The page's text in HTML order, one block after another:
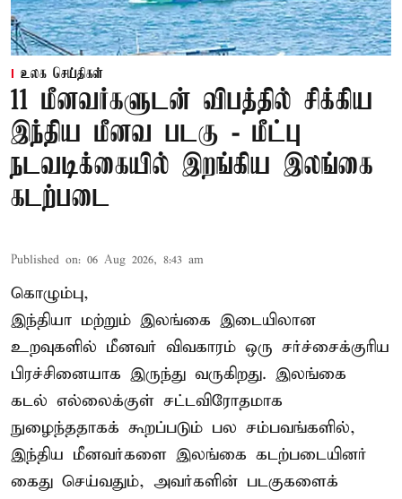
உலக செய்திகள்
11 மீனவர்களுடன் விபத்தில் சிக்கிய
இந்திய மீனவ படகு - மீட்பு
நடவடிக்கையில் இறங்கிய இலங்கை
கடற்படை
Published on: 06 Aug 2026, 8:43 am
கொழும்பு,
இந்தியா மற்றும் இலங்கை இடையிலான
உறவுகளில் மீனவர் விவகாரம் ஒரு சர்ச்சைக்குரிய
பிரச்சினையாக இருந்து வருகிறது. இலங்கை
கடல் எல்லைக்குள் சட்டவிரோதமாக
நுழைந்ததாகக் கூறப்படும் பல சம்பவங்களில்,
இந்திய மீனவர்களை இலங்கை கடற்படையினர்
கைது செய்வதும், அவர்களின் படகுகளைக்